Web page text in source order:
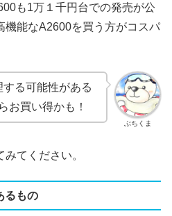
も1万１千円台での発売が公
機能なA2600を買う方がコスパ
ぶちくま
る可能性がある
お買い得かも！
てください。
るもの